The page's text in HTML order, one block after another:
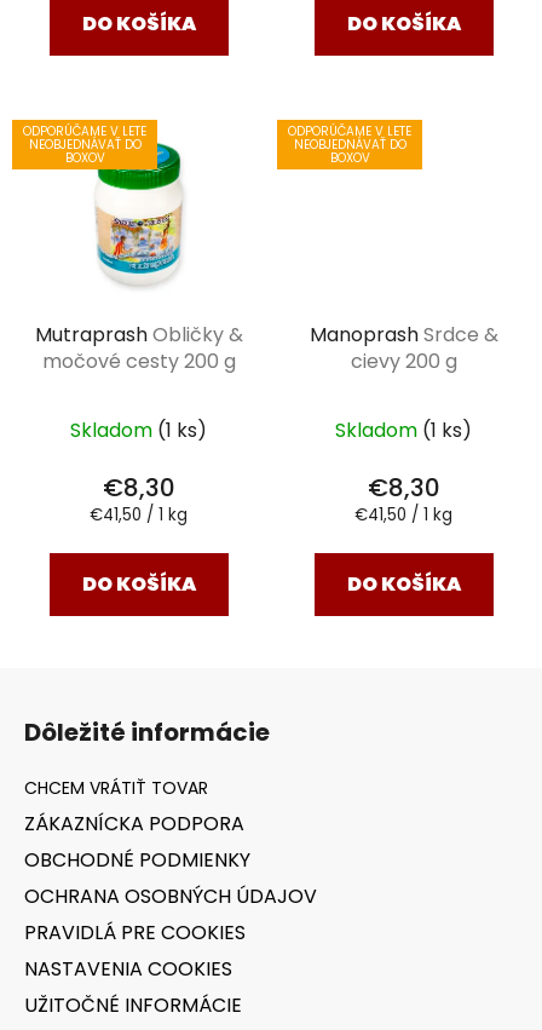
DO KOŠÍKA DO KOŠÍKA
ODPORÚČAME V LETE
NEOBJEDNÁVAŤ DO
BOXOV
MutraprashObličky &
močové cesty 200 g
Skladom (1 ks)
€8,30
Jednotková
€41,50 / 1 kg
DO KOŠÍKA
ODPORÚČAME V LETE
NEOBJEDNÁVAŤ DO
BOXOV
ManoprashSrdce &
cievy 200 g
Skladom (1 ks)
€8,30
Jednotková
€41,50 / 1 kg
DO KOŠÍKA
Dôležité informácie
ZÁKAZNÍCKA PODPORA
OBCHODNÉ PODMIENKY
OCHRANA OSOBNÝCH ÚDAJOV
PRAVIDLÁ PRE COOKIES
NASTAVENIA COOKIES
UŽITOČNÉ INFORMÁCIE